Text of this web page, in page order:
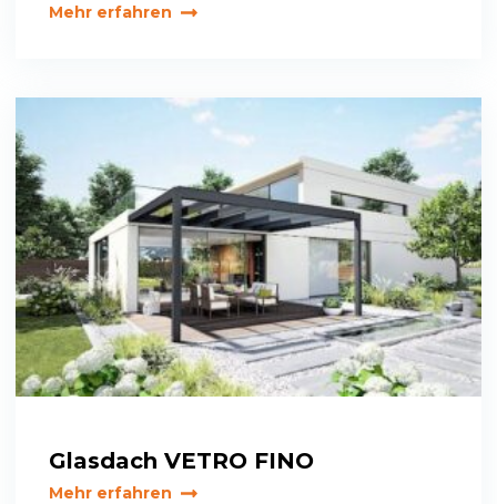
Mehr erfahren
Glasdach VETRO FINO
Mehr erfahren